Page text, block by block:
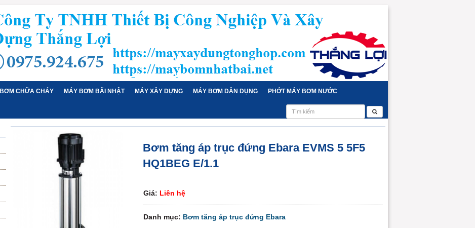
BƠM CHỮA CHÁY MÁY BƠM BÃI NHẬT MÁY XÂY DỰNG MÁY BƠM DÂN DỤNG PHỚT MÁY BƠM NƯỚC
Bơm tăng áp trục đứng Ebara EVMS 5 5F5
HQ1BEG E/1.1
Giá: Liên hệ
Danh mục: Bơm tăng áp trục đứng Ebara